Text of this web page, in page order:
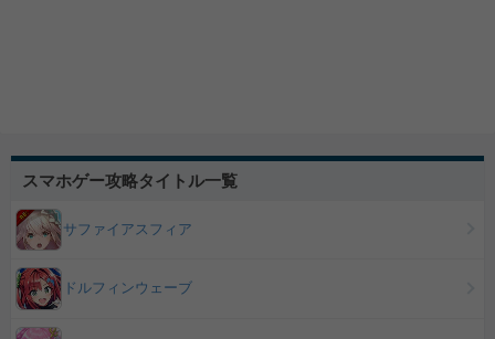
スマホゲー攻略タイトル一覧
サファイアスフィア
ドルフィンウェーブ